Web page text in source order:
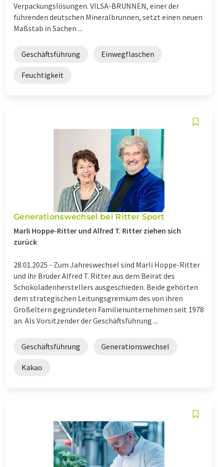
Verpackungslösungen. VILSA-BRUNNEN, einer der
führenden deutschen Mineralbrunnen, setzt einen neuen
Maßstab in Sachen ...
Geschäftsführung Einwegflaschen
Feuchtigkeit
Generationswechsel bei Ritter Sport
Marli Hoppe-Ritter und Alfred T. Ritter ziehen sich
zurück
28.01.2025 - Zum Jahreswechsel sind Marli Hoppe-Ritter
und ihr Bruder Alfred T. Ritter aus dem Beirat des
Schokoladenherstellers ausgeschieden. Beide gehörten
dem strategischen Leitungsgremium des von ihren
Großeltern gegründeten Familienunternehmen seit 1978
an. Als Vorsitzender der Geschäftsführung ...
Geschäftsführung Generationswechsel
Kakao